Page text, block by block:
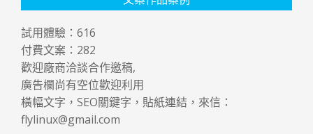
試用體驗： 616
付費文案： 282
歡迎廠商洽談合作邀稿,
廣告欄尚有空位歡迎利用
橫幅文字，SEO關鍵字，貼紙連結，來信：
flylinux@gmail.com